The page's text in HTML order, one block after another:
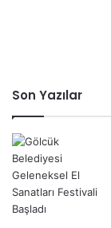
Son Yazılar